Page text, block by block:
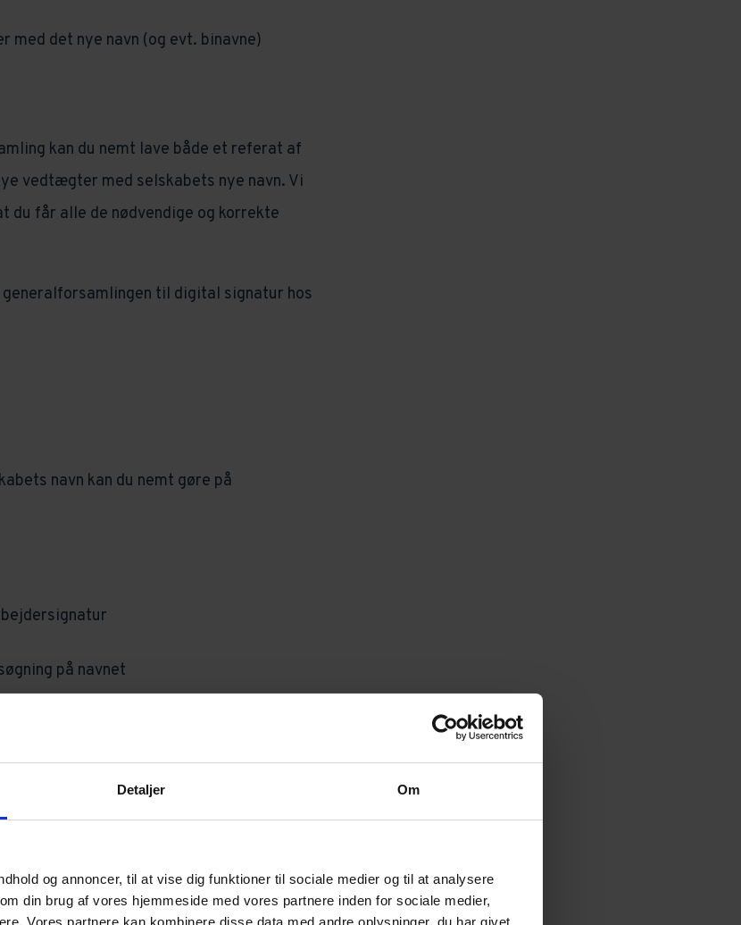
Detaljer Om
og annoncer, til at vise dig funktioner til sociale medier og til at analysere
din brug af vores hjemmeside med vores partnere inden for sociale medier,
Vores partnere kan kombinere disse data med andre oplysninger, du har givet
det nye navn (og evt. binavne)
kan du nemt lave både et referat af
vedtægter med selskabets nye navn. Vi
du får alle de nødvendige og korrekte
til digital signatur hos
navn kan du nemt gøre på
på navnet
og de nye vedtægter